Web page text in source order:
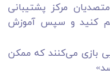
مرکز پشتیبانی
کنید و سپس آموزش
بازی می‌کنند که ممکن